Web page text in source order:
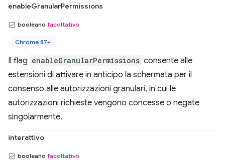
enableGranularPermissions
booleano facoltativo
Chrome 87+
Il flag enableGranularPermissions consente alle
estensioni di attivare in anticipo la schermata per il
consenso alle autorizzazioni granulari, in cui le
autorizzazioni richieste vengono concesse o negate
singolarmente.
interattivo
booleano facoltativo